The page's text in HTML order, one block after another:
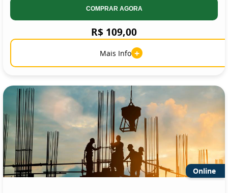
COMPRAR AGORA
R$ 109,00
Mais Info +
Online